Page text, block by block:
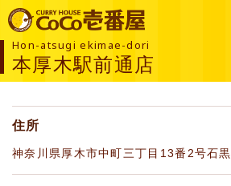
Hon-atsugi ekimae-dori
本厚木駅前通店
住所
神奈川県厚木市中町三丁目13番2号石